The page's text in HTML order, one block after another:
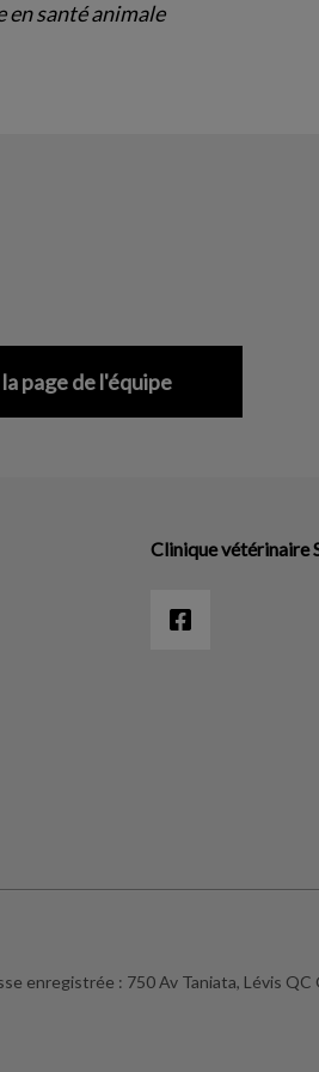
en santé animale
page de l'équipe
Clinique vétérinaire
enregistrée : 750 Av Taniata, Lévis QC